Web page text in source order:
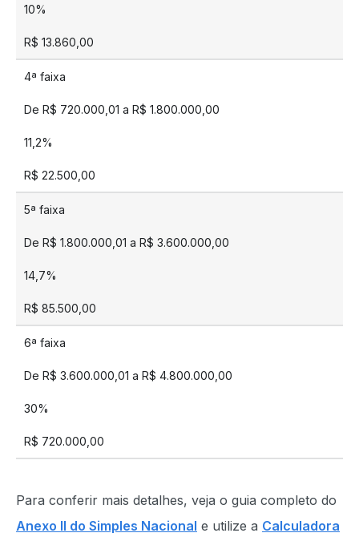
10%
R$ 13.860,00
4ª faixa
De R$ 720.000,01 a R$ 1.800.000,00
11,2%
R$ 22.500,00
5ª faixa
De R$ 1.800.000,01 a R$ 3.600.000,00
14,7%
R$ 85.500,00
6ª faixa
De R$ 3.600.000,01 a R$ 4.800.000,00
30%
R$ 720.000,00
Para conferir mais detalhes, veja o guia completo do
Anexo II do Simples Nacional e utilize a Calculadora